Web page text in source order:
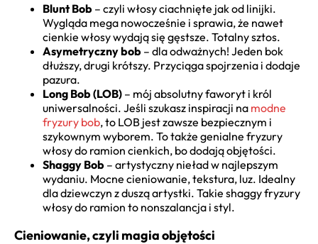
Blunt Bob – czyli włosy ciachnięte jak od linijki.
Wygląda mega nowocześnie i sprawia, że nawet
cienkie włosy wydają się gęstsze. Totalny sztos.
Asymetryczny bob – dla odważnych! Jeden bok
dłuższy, drugi krótszy. Przyciąga spojrzenia i dodaje
pazura.
Long Bob (LOB) – mój absolutny faworyt i król
uniwersalności. Jeśli szukasz inspiracji na modne
fryzury bob, to LOB jest zawsze bezpiecznym i
szykownym wyborem. To także genialne fryzury
włosy do ramion cienkich, bo dodają objętości.
Shaggy Bob – artystyczny nieład w najlepszym
wydaniu. Mocne cieniowanie, tekstura, luz. Idealny
dla dziewczyn z duszą artystki. Takie shaggy fryzury
włosy do ramion to nonszalancja i styl.
Cieniowanie, czyli magia objętości